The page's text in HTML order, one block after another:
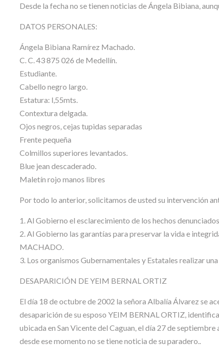
Desde la fecha no se tienen noticias de Ángela Bibiana,
DATOS PERSONALES:
Ángela Bibiana Ramírez Machado.
C. C. 43 875 026 de Medellín.
Estudiante.
Cabello negro largo.
Estatura: l,55mts.
Contextura delgada.
Ojos negros, cejas tupidas separadas
Frente pequeña
Colmillos superiores levantados.
Blue jean descaderado.
Maletín rojo manos libres
Por todo lo anterior, solicitamos de usted su intervención
1. Al Gobierno el esclarecimiento de los hechos denunciados
2. Al Gobierno las garantías para preservar la vida e
MACHADO.
3. Los organismos Gubernamentales y Estatales realizar
DESAPARICIÓN DE YEIM BERNAL ORTIZ
El día 18 de octubre de 2002 la señora Albalía Álvarez se
desaparición de su esposo YEIM BERNAL ORTIZ,
ubicada en San Vicente del Caguan, el día 27 de septiembre
desde ese momento no se tiene noticia de su paradero..